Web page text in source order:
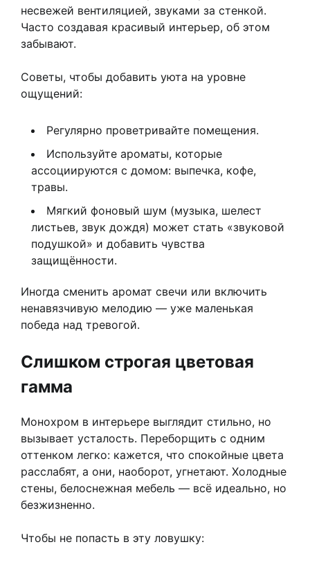
несвежей вентиляцией, звуками за стенкой.
Часто создавая красивый интерьер, об этом
забывают.
Советы, чтобы добавить уюта на уровне
ощущений:
Регулярно проветривайте помещения.
Используйте ароматы, которые
ассоциируются с домом: выпечка, кофе,
травы.
Мягкий фоновый шум (музыка, шелест
листьев, звук дождя) может стать «звуковой
подушкой» и добавить чувства
защищённости.
Иногда сменить аромат свечи или включить
ненавязчивую мелодию — уже маленькая
победа над тревогой.
Слишком строгая цветовая
гамма
Монохром в интерьере выглядит стильно, но
вызывает усталость. Переборщить с одним
оттенком легко: кажется, что спокойные цвета
расслабят, а они, наоборот, угнетают. Холодные
стены, белоснежная мебель — всё идеально, но
безжизненно.
Чтобы не попасть в эту ловушку: